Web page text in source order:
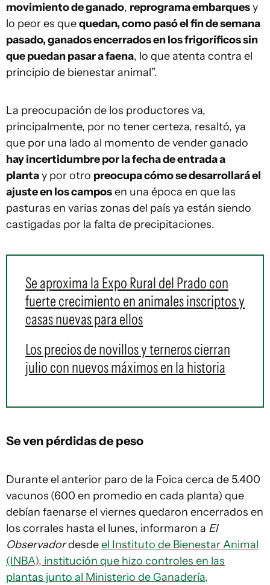
movimiento de ganado, reprograma embarquesy
lo peor es quequedan, como pasó el fin de semana
pasado, ganados encerrados en los frigoríficos sin
que puedan pasar a faena, lo que atenta contra el
principio de bienestar animal”.
La preocupación de los productores va,
principalmente, por no tener certeza, resaltó, ya
que por una lado al momento de vender ganado
hay incertidumbre por la fecha de entrada a
plantay por otro preocupa cómo se desarrollará el
ajuste en los camposen una época en que las
pasturas en varias zonas del país ya están siendo
castigadas por la falta de precipitaciones.
Se aproxima la Expo Rural del Prado con
fuerte crecimiento en animales inscriptos y
casas nuevas para ellos
Los precios de novillos y terneros cierran
julio con nuevos máximos en la historia
Se ven pérdidas de peso
Durante el anterior paro de la Foica cerca de 5.400
vacunos (600 en promedio en cada planta) que
debían faenarse el viernes quedaron encerrados en
los corrales hasta el lunes, informaron a El
Observadordesdeel Instituto de Bienestar Animal
(INBA), institución que hizo controles en las
plantas junto al Ministerio de Ganadería,